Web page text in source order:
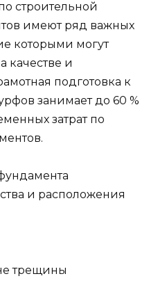
строительной
имеют ряд важных
которыми могут
качестве и
подготовка к
занимает до 60 %
затрат по
и расположения
трещины